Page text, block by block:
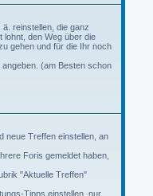
reinstellen, die ganz
den Weg über die
gehen und für die Ihr noch
(am Besten schon
neue Treffen einstellen, an
Foris gemeldet haben,
"Aktuelle Treffen"
Tipps einstellen, nur